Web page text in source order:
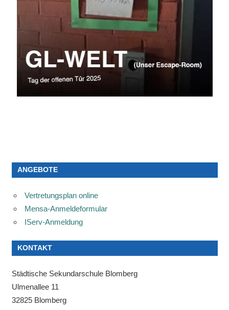
ANGEBOTE
Vertretungsplan online
Mensa-Anmeldeformular
IServ-Anmeldung
KONTAKT
Städtische Sekundarschule Blomberg
Ulmenallee 11
32825 Blomberg